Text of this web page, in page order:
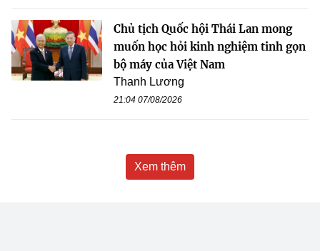
Chủ tịch Quốc hội Thái Lan mong
muốn học hỏi kinh nghiệm tinh gọn
bộ máy của Việt Nam
Thanh Lương
21:04 07/08/2026
Xem thêm